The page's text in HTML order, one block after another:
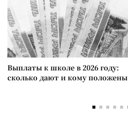
Выплаты к школе в 2026 году:
сколько дают и кому положены